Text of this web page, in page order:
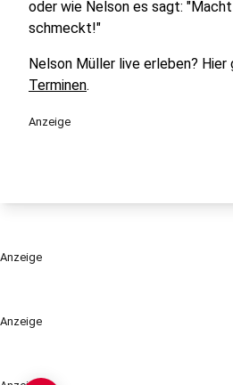
Anzeige
oder wie Nelson es sagt: "Macht
schmeckt!"
Nelson Müller live erleben? Hier
Terminen.
Anzeige
Anzeige